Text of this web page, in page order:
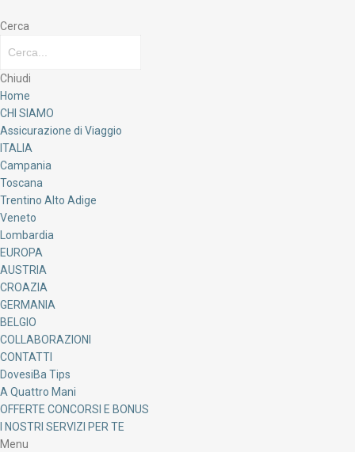
Cerca
Chiudi
Home
CHI SIAMO
Assicurazione di Viaggio
ITALIA
Campania
Toscana
Trentino Alto Adige
Veneto
Lombardia
EUROPA
AUSTRIA
CROAZIA
GERMANIA
BELGIO
COLLABORAZIONI
CONTATTI
DovesiBa Tips
A Quattro Mani
OFFERTE CONCORSI E BONUS
I NOSTRI SERVIZI PER TE
Menu